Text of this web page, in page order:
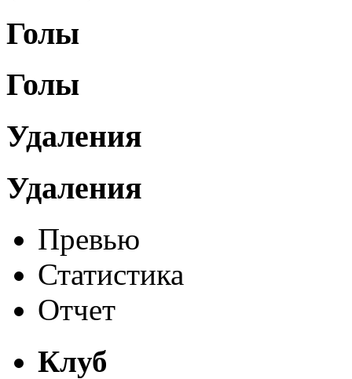
Голы
Голы
Удаления
Удаления
Превью
Статистика
Отчет
Клуб